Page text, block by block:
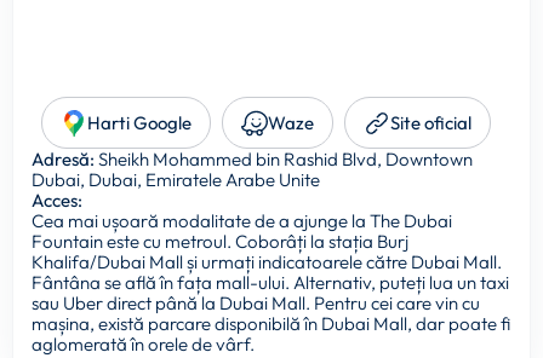
Harti Google Waze
Site oficial
Adresă: Sheikh Mohammed bin Rashid Blvd, Downtown
Dubai, Dubai, Emiratele Arabe Unite
Acces:
Cea mai ușoară modalitate de a ajunge la The Dubai
Fountain este cu metroul. Coborâți la stația Burj
Khalifa/Dubai Mall și urmați indicatoarele către Dubai Mall.
Fântâna se află în fața mall-ului. Alternativ, puteți lua un taxi
sau Uber direct până la Dubai Mall. Pentru cei care vin cu
mașina, există parcare disponibilă în Dubai Mall, dar poate fi
aglomerată în orele de vârf.